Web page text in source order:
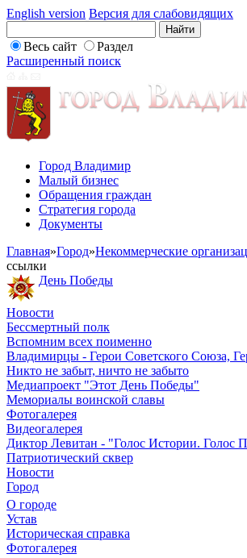
English version Версия для слабовидящих
Весь сайт
Раздел
Расширенный поиск
Город Владимир
Малый бизнес
Обращения граждан
Стратегия города
Документы
Главная»Город»Некоммерческие
ссылки
День Победы
Новости
Бессмертный полк
Вспомним всех поименно
Владимирцы - Герои Советского Союза,
Никто не забыт, ничто не забыто
Медиапроект "Этот День Победы"
Мемориалы воинской славы
Фотогалерея
Видеогалерея
Диктор Левитан - "Голос Истории. Голос
Патриотический сквер
Новости
Город
О городе
Устав
Историческая справка
Фотогалерея